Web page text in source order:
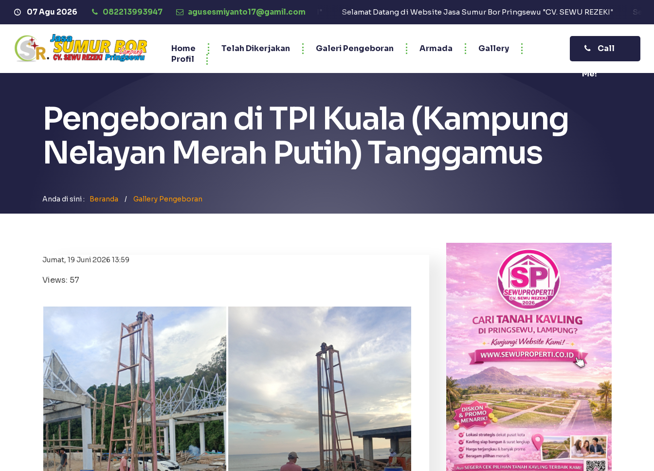
07 Agu 2026 082213993947 agusesmiyanto17@gamil.com
di Website Jasa Sumur Bor Pringsewu "CV. SEWU REZEKI" Selamat Datang di Website Jasa Sumur Bor Pringsewu "CV. SEWU REZEKI" Selamat Datang di Website
Home Telah Dikerjakan Galeri Pengeboran Armada
Gallery
Profil
Call
Me!
Pengeboran di TPI Kuala (Kampung
Nelayan Merah Putih) Tanggamus
Anda di sini : Beranda / Gallery Pengeboran
Jumat, 19 Juni 2026 13:59
Views: 57